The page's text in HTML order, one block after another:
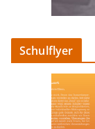
Schulflyer